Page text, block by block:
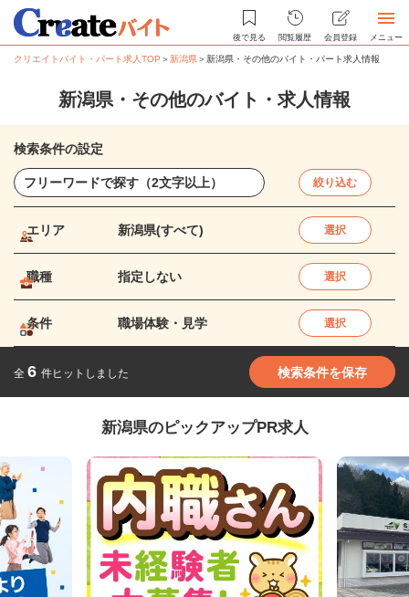
後で見る 閲覧履歴 会員登録 メニュー
クリエイトバイト・パート求人TOP ＞新潟県＞新潟県・その他のバイト・パート求人情報
新潟県・その他のバイト・求人情報
検索条件の設定
絞り込む
エリア 新潟県(すべて) 選択
職種 指定しない 選択
条件 職場体験・見学 選択
全 6 件ヒットしました 検索条件を保存
新潟県のピックアップPR求人